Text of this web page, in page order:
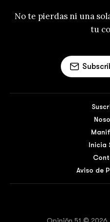
No te pierdas ni una
tu
Inicia
Aviso de